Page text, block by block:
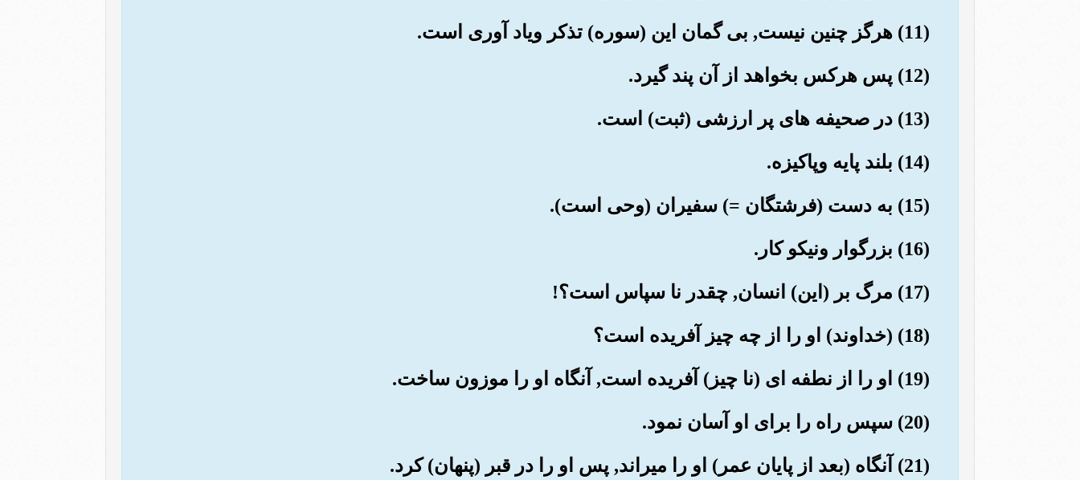
(11) هرگز چنین نیست, بی گمان این (سوره) تذکر ویاد آوری است.
(12) پس هرکس بخواهد از آن پند گیرد.
(13) در صحیفه های پر ارزشی (ثبت) است.
(14) بلند پایه وپاکیزه.
(15) به دست (فرشتگان =) سفیران (وحی است).
(16) بزرگوار ونیکو کار.
(17) مرگ بر (این) انسان, چقدر نا سپاس است؟!
(18) (خداوند) او را از چه چیز آفریده است؟
(19) او را از نطفه ای (نا چیز) آفریده است, آنگاه او را موزون ساخت.
(20) سپس راه را برای او آسان نمود.
(21) آنگاه (بعد از پایان عمر) او را میراند, پس او را در قبر (پنهان) کرد.